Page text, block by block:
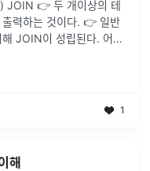
JOIN 👉 두 개이상의 테
력하는 것이다. 👉 일반
JOIN이 성립된다. 어떤
1
해